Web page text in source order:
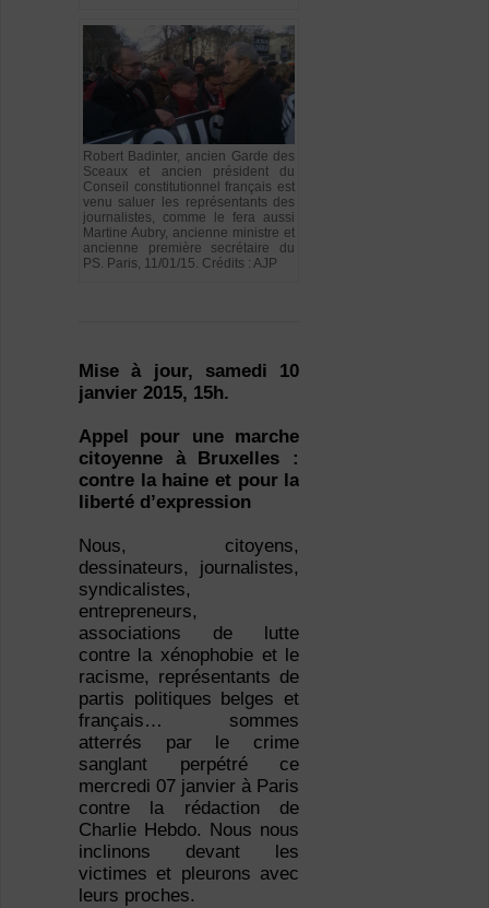
Robert Badinter, ancien Garde des
Sceaux et ancien président du
Conseil constitutionnel français est
venu saluer les représentants des
journalistes, comme le fera aussi
Martine Aubry, ancienne ministre et
ancienne première secrétaire du
PS. Paris, 11/01/15. Crédits : AJP
Mise à jour, samedi 10
janvier 2015, 15h.
Appel pour une marche
citoyenne à Bruxelles :
contre la haine et pour la
liberté d’expression
Nous, citoyens,
dessinateurs, journalistes,
syndicalistes,
entrepreneurs,
associations de lutte
contre la xénophobie et le
racisme, représentants de
partis politiques belges et
français… sommes
atterrés par le crime
sanglant perpétré ce
mercredi 07 janvier à Paris
contre la rédaction de
Charlie Hebdo. Nous nous
inclinons devant les
victimes et pleurons avec
leurs proches.